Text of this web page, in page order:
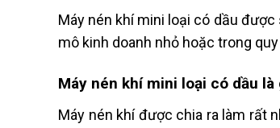
Máy nén khí mini loại có dầu
mô kinh doanh nhỏ hoặc trong
Máy nén khí mini loại có dầu là
Máy nén khí được chia ra làm rất